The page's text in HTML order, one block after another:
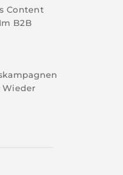
Content
B2B
Wieder